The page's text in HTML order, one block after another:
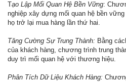
Tạo Lập Mối Quan Hệ Bền Vững:
nghiệp xây dựng mối quan hệ bền
họ trở lại mua hàng lần thứ hai.
Tăng Cường Sự Trung Thành: Bằng
của khách hàng, chương trình trung
duy trì mối quan hệ với thương hiệu.
Phân Tích Dữ Liệu Khách Hàng: